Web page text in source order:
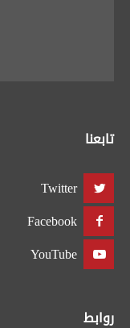
تابعنا
Twitter
Facebook
YouTube
روابط